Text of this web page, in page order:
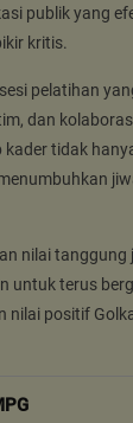
publik yang
kritis.
pelatihan
dan
tidak
nilai tanggung
untuk terus
nilai positif